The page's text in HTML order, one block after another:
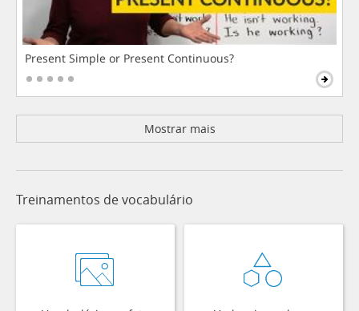
Present Simple or Present Continuous?
Mostrar mais
Treinamentos de vocabulário